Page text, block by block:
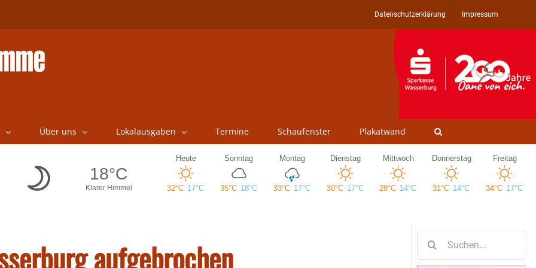
Datenschutzerklärung Impressum
Über uns Lokalausgaben Termine Schaufenster Plakatwand
aufgebrochen
nach: